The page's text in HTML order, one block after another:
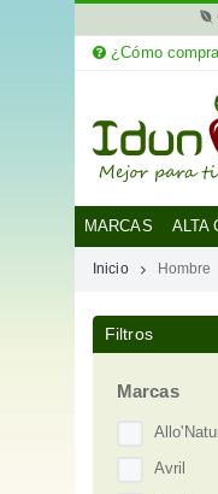
MARCAS
¿Cómo
MARCAS ALTA
Inicio Hombre
Filtros
Marcas
Avril